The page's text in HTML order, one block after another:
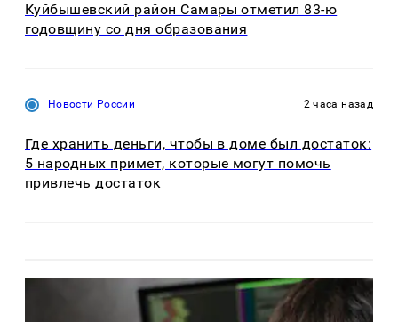
Куйбышевский район Самары отметил 83-ю
годовщину со дня образования
Новости России 2 часа назад
Где хранить деньги, чтобы в доме был достаток:
5 народных примет, которые могут помочь
привлечь достаток